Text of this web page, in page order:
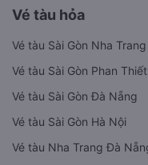
Vé tàu hỏa
Vé tàu Sài Gòn Nha Trang
Vé tàu Sài Gòn Phan Thiết
Vé tàu Sài Gòn Đà Nẵng
Vé tàu Sài Gòn Hà Nội
Vé tàu Nha Trang Đà